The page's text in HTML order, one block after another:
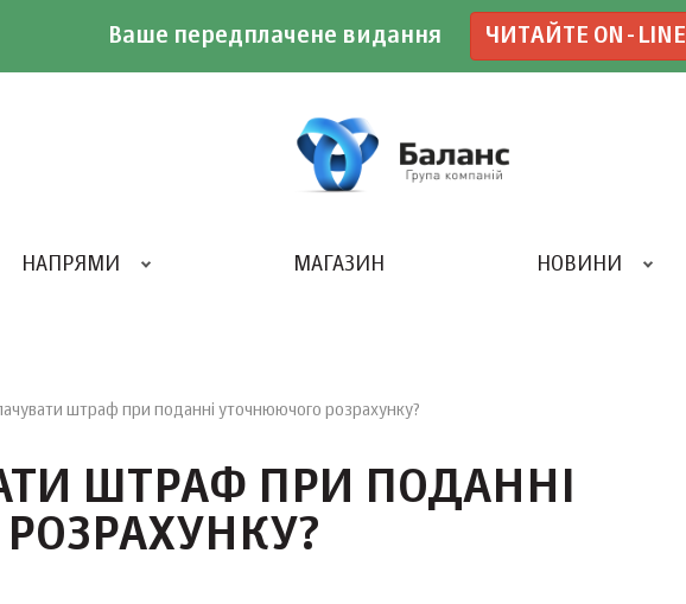
Ваше передплачене видання ЧИТАЙТЕ ON-LINE
НАПРЯМИ МАГАЗИН НОВИНИ
штраф при поданні уточнюючого розрахунку?
ШТРАФ ПРИ ПОДАННІ